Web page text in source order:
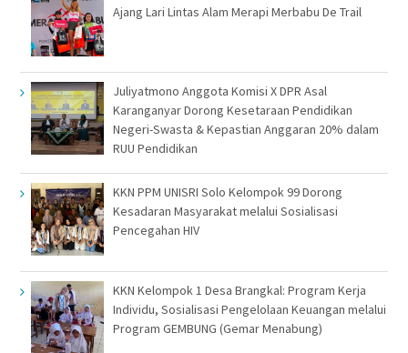
Ajang Lari Lintas Alam Merapi Merbabu De Trail
Juliyatmono Anggota Komisi X DPR Asal
Karanganyar Dorong Kesetaraan Pendidikan
Negeri-Swasta & Kepastian Anggaran 20% dalam
RUU Pendidikan
KKN PPM UNISRI Solo Kelompok 99 Dorong
Kesadaran Masyarakat melalui Sosialisasi
Pencegahan HIV
KKN Kelompok 1 Desa Brangkal: Program Kerja
Individu, Sosialisasi Pengelolaan Keuangan melalui
Program GEMBUNG (Gemar Menabung)